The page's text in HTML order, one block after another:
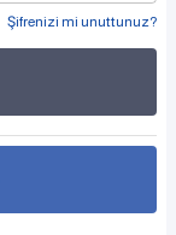
Şifrenizi mi unuttunuz?